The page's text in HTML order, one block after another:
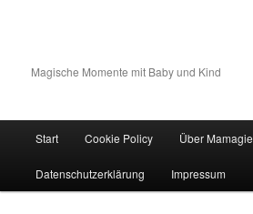
Magische Momente mit Baby und Kind
Zum Inhalt wechseln
Zum sekundären Inhalt wechseln
Start Cookie Policy Über Mamagie
Datenschutzerklärung Impressum